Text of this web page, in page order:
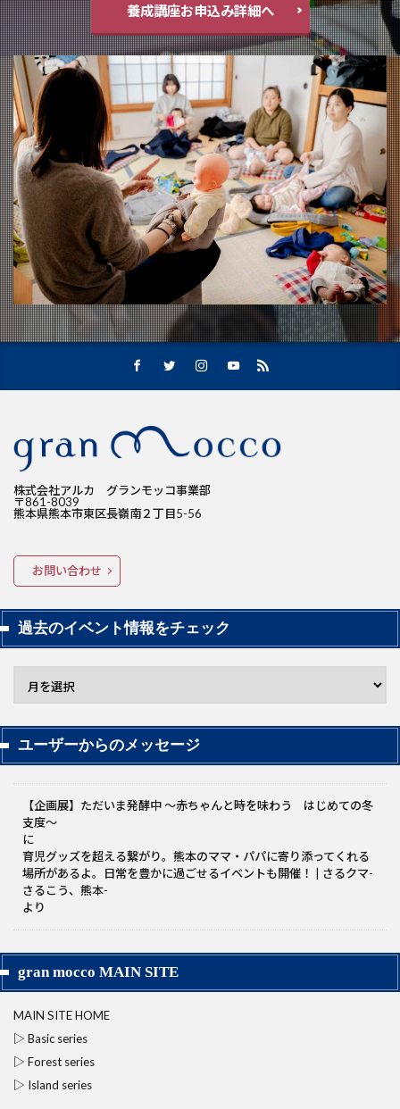
養成講座お申込み詳細へ
株式会社アルカ グランモッコ事業部
〒861-8039
熊本県熊本市東区長嶺南２丁目5-56
お問い合わせ
過去のイベント情報をチェック
ユーザーからのメッセージ
【企画展】ただいま発酵中 〜赤ちゃんと時を味わう はじめての冬
支度～
に
育児グッズを超える繋がり。熊本のママ・パパに寄り添ってくれる
場所があるよ。日常を豊かに過ごせるイベントも開催！ | さるクマ-
さるこう、熊本-
より
gran mocco MAIN SITE
MAIN SITE HOME
▷ Basic series
▷ Forest series
▷ Island series